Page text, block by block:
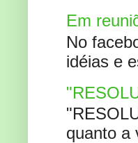
Em
No
idéias e
quanto a